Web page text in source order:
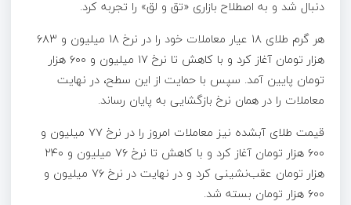
دنبال شد و به اصطلاح بازاری «تق و لق» را تجربه کرد.
هر گرم طلای ۱۸ عیار معاملات خود را در نرخ ۱۸ میلیون و ۶۸۳
هزار تومان آغاز کرد و با کاهش تا نرخ ۱۷ میلیون و ۶۰۰ هزار
تومان پایین آمد. سپس با حمایت از این سطح، در نهایت
معاملات را در همان نرخ بازگشایی به پایان رساند.
قیمت طلای آبشده نیز معاملات امروز را در نرخ ۷۷ میلیون و
۶۰۰ هزار تومان آغاز کرد و با کاهش تا نرخ ۷۶ میلیون و ۲۴۰
هزار تومان عقب‌نشینی کرد و در نهایت در نرخ ۷۶ میلیون و
۶۰۰ هزار تومان بسته شد.